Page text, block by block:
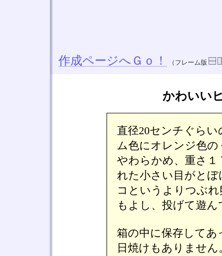
作成ページへＧｏ！ （フレーム版
かわいい
直径20センチぐら
ム色にオレンジ色
やわらかめ、重さ１
れた小さい目がと
コというよりつぶ
もよし、投げて遊ん
箱の中に保存してあ
日焼けもありません